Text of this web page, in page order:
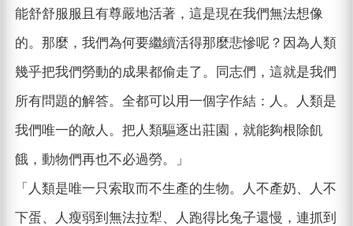
能舒舒服服且有尊嚴地活著，這是現在我們無法想像
的。那麼，我們為何要繼續活得那麼悲慘呢？因為人類
幾乎把我們勞動的成果都偷走了。同志們，這就是我們
所有問題的解答。全都可以用一個字作結：人。人類是
我們唯一的敵人。把人類驅逐出莊園，就能夠根除飢
餓，動物們再也不必過勞。」
「人類是唯一只索取而不生產的生物。人不產奶、人不
下蛋、人瘦弱到無法拉犁、人跑得比兔子還慢，連抓到